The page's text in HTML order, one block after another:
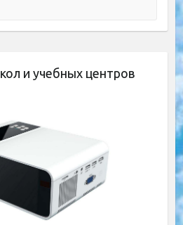
и учебных центров